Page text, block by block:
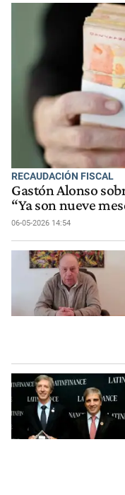
RECAUDACIÓN FISCAL
Gastón Alonso
“Ya son nueve
06-05-2026 14:54